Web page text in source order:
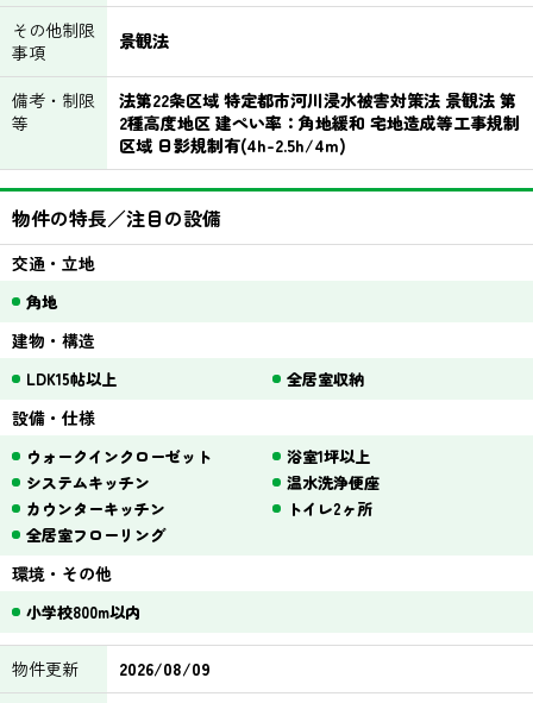
その他制限
事項
景観法
備考・制限
等
法第22条区域 特定都市河川浸水被害対策法 景観法 第
2種高度地区 建ぺい率：角地緩和 宅地造成等工事規制
区域 日影規制有(4h-2.5h/4m)
物件の特長／注目の設備
交通・立地
角地
建物・構造
LDK15帖以上 全居室収納
設備・仕様
ウォークインクローゼット
浴室1坪以上
システムキッチン
温水洗浄便座
カウンターキッチン
トイレ2ヶ所
全居室フローリング
環境・その他
小学校800m以内
物件更新
2026/08/09